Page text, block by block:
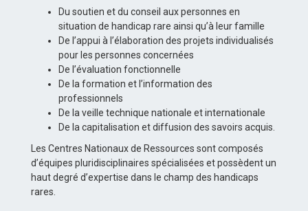
Du soutien et du conseil aux personnes en
situation de handicap rare ainsi qu’à leur famille
De l’appui à l’élaboration des projets individualisés
pour les personnes concernées
De l’évaluation fonctionnelle
De la formation et l’information des
professionnels
De la veille technique nationale et internationale
De la capitalisation et diffusion des savoirs acquis.
Les Centres Nationaux de Ressources sont composés
d’équipes pluridisciplinaires spécialisées et possèdent un
haut degré d’expertise dans le champ des handicaps
rares.